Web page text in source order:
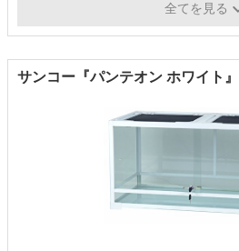
全てを見る
サンコー『パンテオン ホワイト』